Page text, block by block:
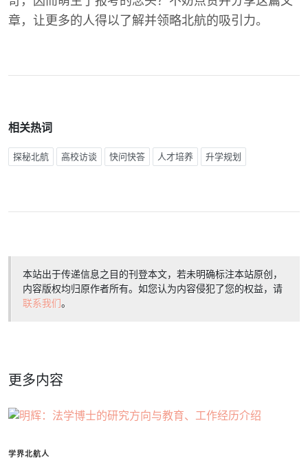
章，让更多的人得以了解并领略北航的吸引力。
相关热词
探秘北航 高校访谈 快问快答 人才培养 升学规划
本站出于传递信息之目的刊登本文，若未明确标注本站原创，
内容版权均归原作者所有。如您认为内容侵犯了您的权益，请
联系我们。
更多内容
学界北航人